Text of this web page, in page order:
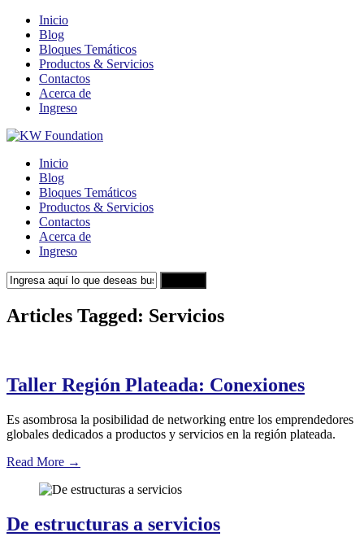
Inicio
Blog
Bloques Temáticos
Productos & Servicios
Contactos
Acerca de
Ingreso
Inicio
Blog
Bloques Temáticos
Productos & Servicios
Contactos
Acerca de
Ingreso
Articles Tagged: Servicios
Taller Región Plateada: Conexiones
Es asombrosa la posibilidad de networking entre los emprendedores
globales dedicados a productos y servicios en la región plateada.
Read More →
De estructuras a servicios